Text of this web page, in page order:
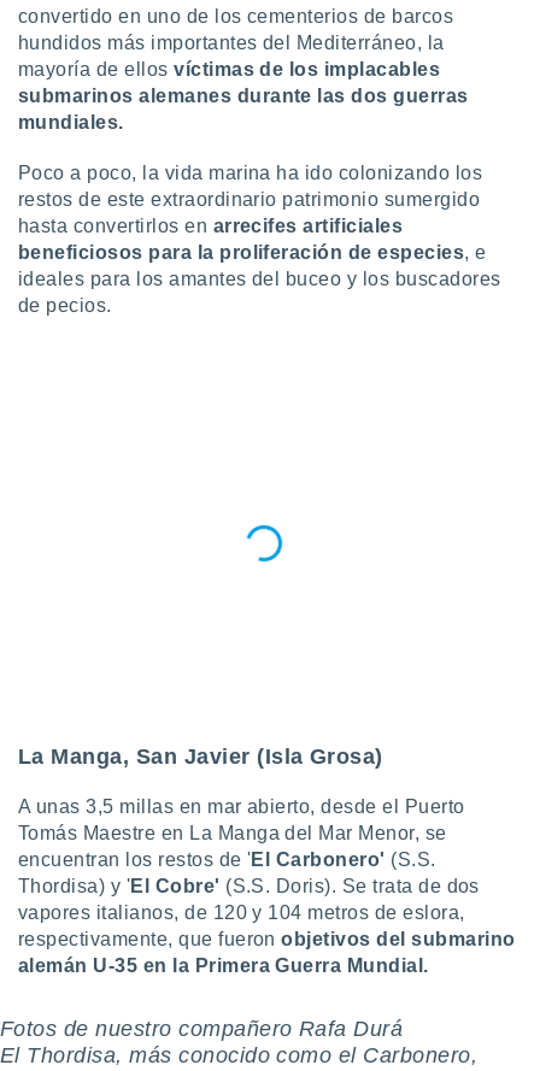
utilizar
crear un
uso de
la
contenido
medir el
la
el
del
publicidad
de
1199
convertido en uno de los cementerios de barcos
hundidos más importantes del Mediterráneo, la
mayoría de ellosvíctimas de los implacables
submarinos alemanes durante las dos guerras
mundiales.
Poco a poco, la vida marina ha ido colonizando los
restos de este extraordinario patrimonio sumergido
hasta convertirlos en arrecifes artificiales
beneficiosos para la proliferación de especies, e
ideales para los amantes del buceo y los buscadores
de pecios.
La Manga, San Javier (Isla Grosa)
A unas 3,5 millas en mar abierto, desde el Puerto
Tomás Maestre en La Manga del Mar Menor, se
encuentran los restos de 'El Carbonero' (S.S.
Thordisa) y 'El Cobre' (S.S. Doris). Se trata de dos
vapores italianos, de 120 y 104 metros de eslora,
respectivamente, que fueronobjetivos del submarino
alemán U-35 en la Primera Guerra Mundial.
Fotos de nuestro compañero Rafa Durá
El Thordisa, más conocido como el Carbonero,